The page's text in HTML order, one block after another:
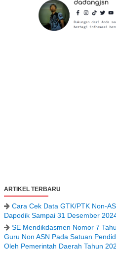
ARTIKEL TERBARU
Cara Cek Data GTK/PTK Non-
Dapodik Sampai 31 Desember
SE Mendikdasmen Nomor 7
Guru Non ASN Pada Satuan
Oleh Pemerintah Daerah Tahun